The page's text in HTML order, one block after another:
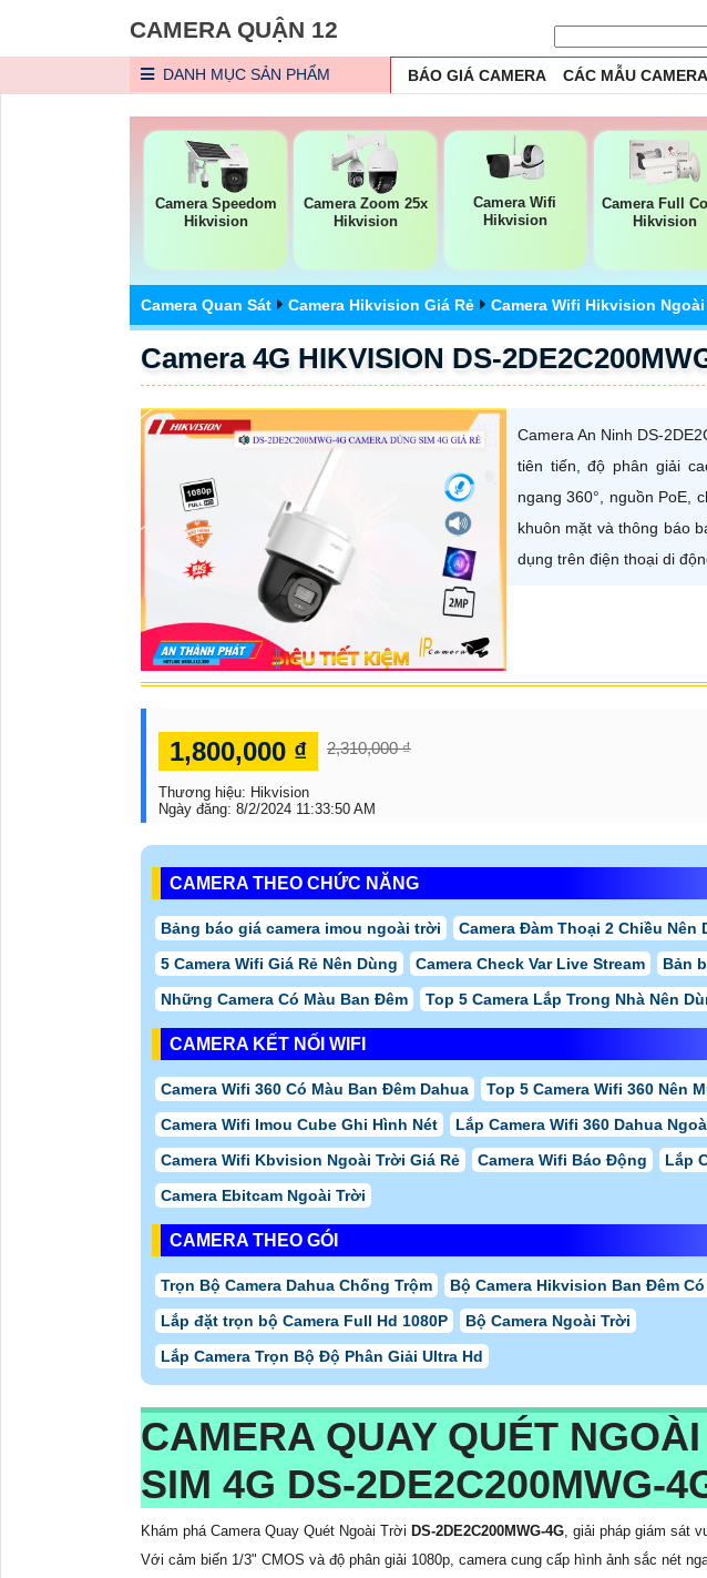
CAMERA QUẬN 12
DANH MỤC SẢN PHẨM BÁO GIÁ CAMERA CÁC MẪU
Camera Speedom
Hikvision
Camera Zoom 25x
Hikvision
Camera Wifi
Hikvision
Camera Full
Hikvision
Camera Quan Sát Camera Hikvision Giá Rẻ Camera Wifi Hikvision
Camera 4G HIKVISION DS-
Camera An Ninh DS-
tiên tiến, độ phân giải
ngang 360°, nguồn PoE,
khuôn mặt và thông báo
dụng trên điện thoại di
1,800,000 ₫ 2,310,000 ₫
Thương hiệu: Hikvision
Ngày đăng: 8/2/2024 11:33:50 AM
CAMERA THEO CHỨC NĂNG
Bảng báo giá camera imou ngoài trời
Camera Đàm Thoại 2 Chiều Nên
5 Camera Wifi Giá Rẻ Nên Dùng
Camera Check Var Live Stream
Bản
Những Camera Có Màu Ban Đêm
Top 5 Camera Lắp Trong Nhà Nên
CAMERA KẾT NỐI WIFI
Camera Wifi 360 Có Màu Ban Đêm Dahua
Top 5 Camera Wifi 360 Nên
Camera Wifi Imou Cube Ghi Hình Nét
Lắp Camera Wifi 360 Dahua
Camera Wifi Kbvision Ngoài Trời Giá Rẻ
Camera Wifi Báo Động
Lắp
Camera Ebitcam Ngoài Trời
CAMERA THEO GÓI
Trọn Bộ Camera Dahua Chống Trộm
Bộ Camera Hikvision Ban Đêm Có
Lắp đặt trọn bộ Camera Full Hd 1080P
Bộ Camera Ngoài Trời
Lắp Camera Trọn Bộ Độ Phân Giải Ultra Hd
CAMERA QUAY QUÉT
SIM 4G DS-2DE2C200MWG-
Khám phá Camera Quay Quét Ngoài Trời DS-2DE2C200MWG-4G , giải pháp giám sát
Với cảm biến 1/3" CMOS và độ phân giải 1080p, camera cung cấp hình ảnh sắc nét